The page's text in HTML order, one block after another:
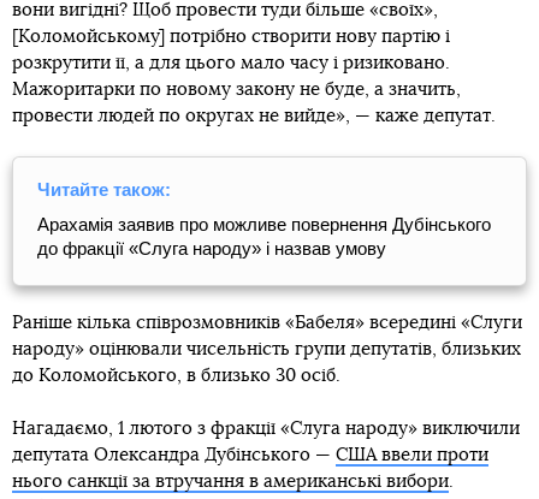
вони вигідні? Щоб провести туди більше «своїх»,
[Коломойському] потрібно створити нову партію і
розкрутити її, а для цього мало часу і ризиковано.
Мажоритарки по новому закону не буде, а значить,
провести людей по округах не вийде», — каже депутат.
Читайте також:
Арахамія заявив про можливе повернення Дубінського
до фракції «Слуга народу» і назвав умову
Раніше кілька співрозмовників «Бабеля» всередині «Слуги
народу» оцінювали чисельність групи депутатів, близьких
до Коломойського, в близько 30 осіб.
Нагадаємо, 1 лютого з фракції «Слуга народу» виключили
депутата Олександра Дубінського — США ввели проти
нього санкції за втручання в американські вибори.